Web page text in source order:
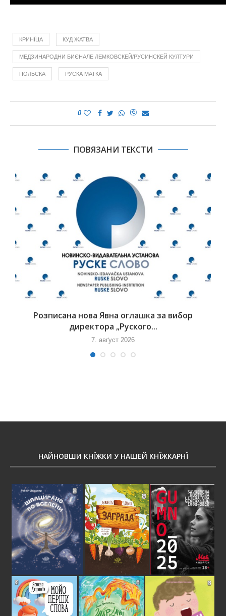
КРИНЇЦА КУД ЖАТВА
МЕДЗИНАРОДНИ БИЄНАЛЕ ЛЕМКОВСКЕЙ/РУСИНСКЕЙ КУЛТУРИ
ПОЛЬСКА РУСКА МАТКА
0
ПОВЯЗАНИ ТЕКСТИ
Розписана нова Явна оглашка за вибор
директора „Руского...
7. авґуст 2026
НАЙНОВШИ КНЇЖКИ У НАШЕЙ КНЇЖКАРНЇ